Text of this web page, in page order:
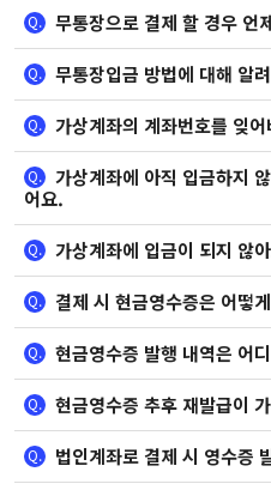
Q. 무통장으로 결제 할 경우 언
Q. 무통장입금 방법에 대해 알
Q. 가상계좌의 계좌번호를 잊
Q.
가상계좌에 아직 입금하지
어요.
Q. 가상계좌에 입금이 되지 않
Q. 결제 시 현금영수증은 어떻
Q. 현금영수증 발행 내역은 어
Q. 현금영수증 추후 재발급이
Q. 법인계좌로 결제 시 영수증